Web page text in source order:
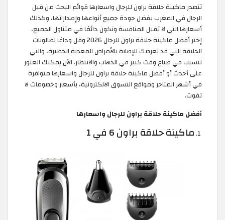
تتصدر ماكينة حلاقة براون للرجال واسعارها قوائم البحث من قبل
الرجال في المغرب بفضل جودة جميع أنواعها وإصداراتها، وكذلك
أسعارها التي لا تقبل المنافسة وتكون دائمًا في متناول الجميع،
إختر أفضل ماكينة حلاقة براون للرجال 2026 وقل وداعًا لصالونات
الحلاقة التي قد تعرضك للإصابة بالأمراض المعدية الخطيرة، والتي
تتسبب في ضياع وقت كبير في الذهاب والانتظار. الآن يمكنك العثور
على أحدث أو أفضل ماكينة حلاقة براون للرجال واسعارها متوافرة
في أشهر المتاجر ومواقع التسوق الالكترونية، بأسعار وخصومات لا
تفوت.
أفضل ماكينة حلاقة براون للرجال واسعارها
ماكينة حلاقة براون 6 في 1